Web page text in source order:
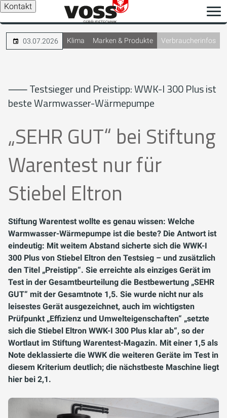
Kontakt
03.07.2026 Klima Marken & Produkte Verbraucherinfos
⸺ Testsieger und Preistipp: WWK-I 300 Plus ist
beste Warmwasser-Wärmepumpe
„SEHR GUT“ bei Stiftung
Warentest nur für
Stiebel Eltron
Stiftung Warentest wollte es genau wissen: Welche
Warmwasser-Wärmepumpe ist die beste? Die Antwort ist
eindeutig: Mit weitem Abstand sicherte sich die WWK-I
300 Plus von Stiebel Eltron den Testsieg – und zusätzlich
den Titel „Preistipp“. Sie erreichte als einziges Gerät im
Test in der Gesamtbeurteilung die Bestbewertung „SEHR
GUT“ mit der Gesamtnote 1,5. Sie wurde nicht nur als
leisestes Gerät ausgezeichnet, auch im wichtigsten
Prüfpunkt „Effizienz und Umwelteigenschaften“ „setzte
sich die Stiebel Eltron WWK-I 300 Plus klar ab“, so der
Wortlaut im Stiftung Warentest-Magazin. Mit einer 1,5 als
Note deklassierte die WWK die weiteren Geräte im Test in
diesem Kriterium deutlich; die nächstbeste Maschine liegt
hier bei 2,1.